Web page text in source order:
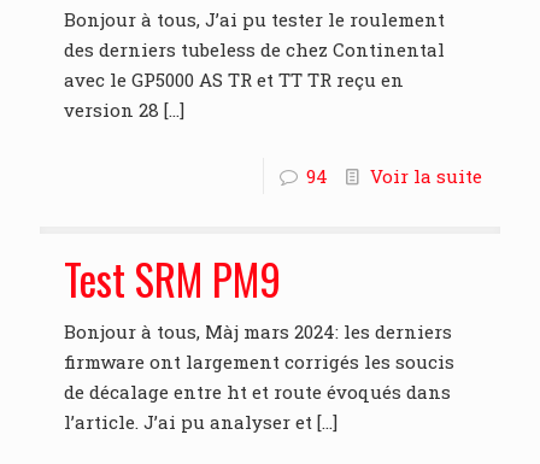
Bonjour à tous, J’ai pu tester le roulement
des derniers tubeless de chez Continental
avec le GP5000 AS TR et TT TR reçu en
version 28 […]
94 Voir la suite
Test SRM PM9
Bonjour à tous, Màj mars 2024: les derniers
firmware ont largement corrigés les soucis
de décalage entre ht et route évoqués dans
l’article. J’ai pu analyser et […]